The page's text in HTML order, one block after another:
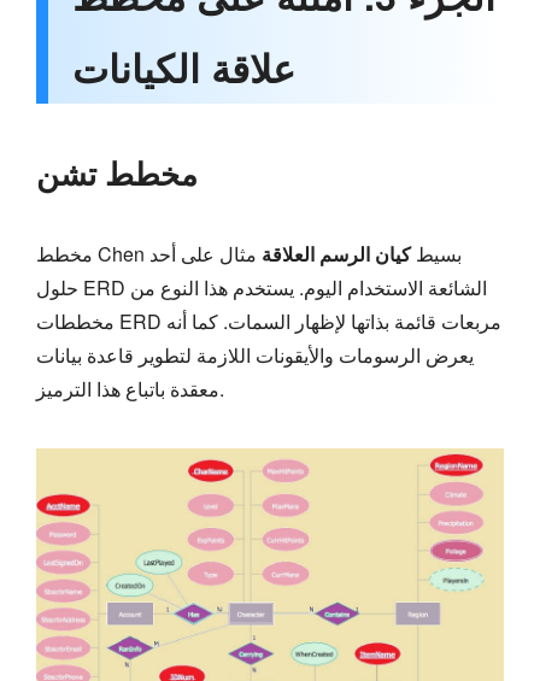
علاقة الكيانات
مخطط تشن
مخطط Chen بسيطكيان الرسم العلاقة مثال على أحد
حلول ERD الشائعة الاستخدام اليوم. يستخدم هذا النوع من
مخططات ERD مربعات قائمة بذاتها لإظهار السمات. كما أنه
يعرض الرسومات والأيقونات اللازمة لتطوير قاعدة بيانات
معقدة باتباع هذا الترميز.